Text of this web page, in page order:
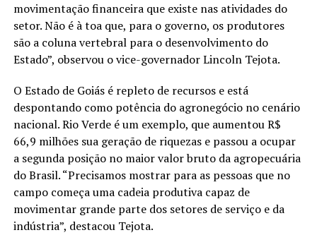
movimentação financeira que existe nas atividades do
setor. Não é à toa que, para o governo, os produtores
são a coluna vertebral para o desenvolvimento do
Estado”, observou o vice-governador Lincoln Tejota.
O Estado de Goiás é repleto de recursos e está
despontando como potência do agronegócio no cenário
nacional. Rio Verde é um exemplo, que aumentou R$
66,9 milhões sua geração de riquezas e passou a ocupar
a segunda posição no maior valor bruto da agropecuária
do Brasil. “Precisamos mostrar para as pessoas que no
campo começa uma cadeia produtiva capaz de
movimentar grande parte dos setores de serviço e da
indústria”, destacou Tejota.